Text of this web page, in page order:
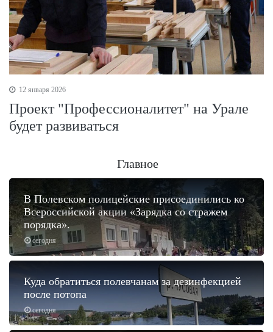
12 января 2026
Проект "Профессионалитет" на Урале
будет развиваться
Главное
сегодня
В Полевском полицейские присоединились ко
Всероссийской акции «Зарядка со стражем
порядка».
сегодня
Куда обратиться полевчанам за дезинфекцией
после потопа